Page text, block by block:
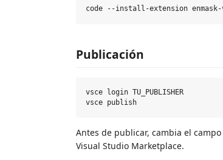
Publicación
vsce login TU_PUBLISHER
Antes de publicar, cambia el campo
Visual Studio Marketplace.